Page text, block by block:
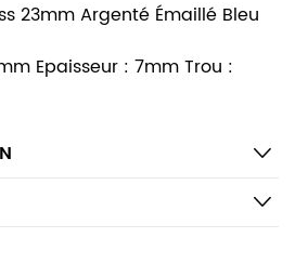
23mm Argenté Émaillé Bleu
Epaisseur : 7mm Trou :